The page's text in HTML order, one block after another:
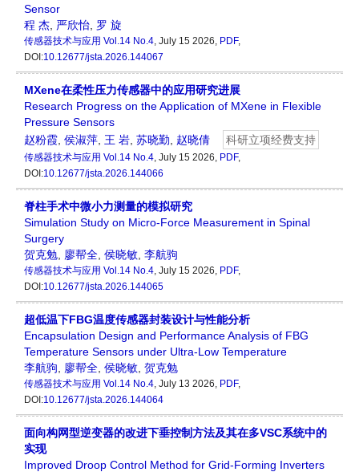
Sensor
程 杰 严欣怡 罗 旋
传感器技术与应用 Vol.14 No.4 , July 15 2026, PDF,
DOI:10.12677/jsta.2026.144067
MXene在柔性压力传感器中的应用研究进展
Research Progress on the Application of MXene in Flexible
Pressure Sensors
赵粉霞 侯淑萍 王 岩 苏晓勤 赵晓倩 科研立项经费支持
传感器技术与应用 Vol.14 No.4 , July 15 2026, PDF,
DOI:10.12677/jsta.2026.144066
脊柱手术中微小力测量的模拟研究
Simulation Study on Micro-Force Measurement in Spinal
Surgery
贺克勉 廖帮全 侯晓敏 李航驹
传感器技术与应用 Vol.14 No.4 , July 15 2026, PDF,
DOI:10.12677/jsta.2026.144065
超低温下FBG温度传感器封装设计与性能分析
Encapsulation Design and Performance Analysis of FBG
Temperature Sensors under Ultra-Low Temperature
李航驹
廖帮全 侯晓敏 贺克勉
传感器技术与应用 Vol.14 No.4 , July 13 2026, PDF,
DOI:10.12677/jsta.2026.144064
面向构网型逆变器的改进下垂控制方法及其在多VSC系统中的
实现
Improved Droop Control Method for Grid-Forming Inverters